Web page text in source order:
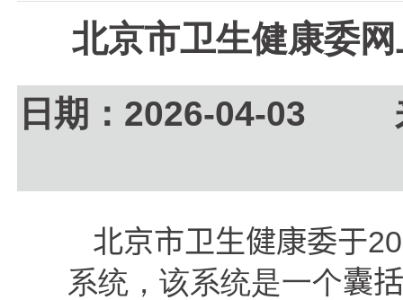
北京市卫生健康委
日期：2026-04-03 来
北京市卫生健康委于
系统，该系统是一个囊